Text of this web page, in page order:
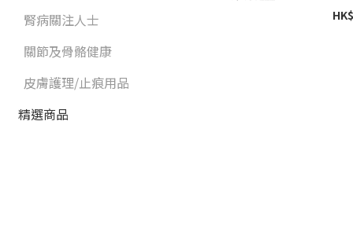
腎病關注人士
關節及骨骼健康
皮膚護理/止痕用品
精選商品